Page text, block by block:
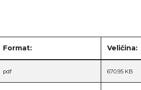
Format: Veličina:
pdf 670.95 KB